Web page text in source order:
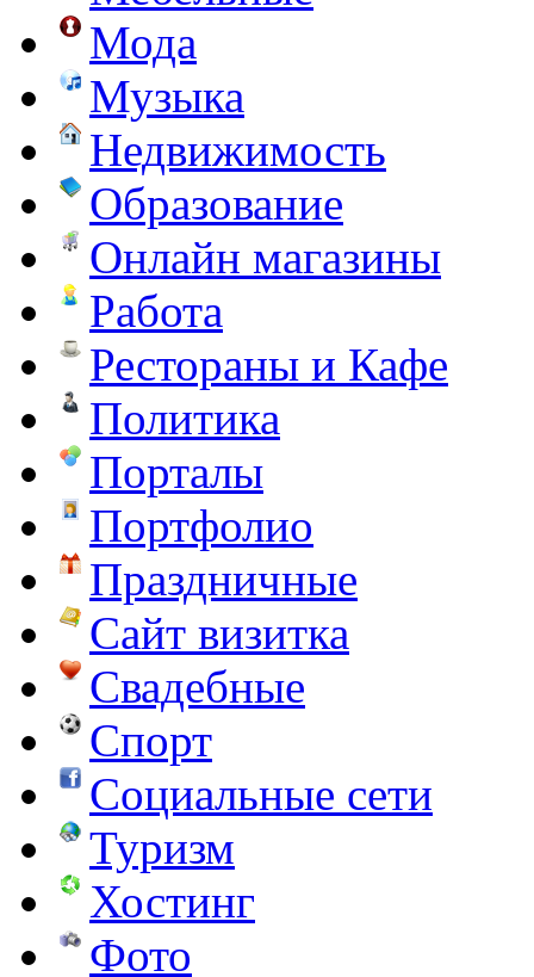
Мода
Музыка
Недвижимость
Образование
Онлайн магазины
Работа
Рестораны и Кафе
Политика
Порталы
Портфолио
Праздничные
Сайт визитка
Свадебные
Спорт
Социальные сети
Туризм
Хостинг
Фото